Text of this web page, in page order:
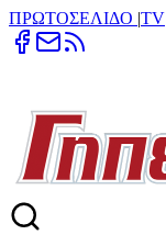
ΠΡΩΤΟΣΕΛΙΔΟ |TV